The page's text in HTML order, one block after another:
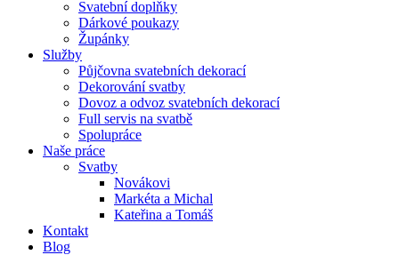
Svatební doplňky
Dárkové poukazy
Župánky
Služby
Půjčovna svatebních dekorací
Dekorování svatby
Dovoz a odvoz svatebních dekorací
Full servis na svatbě
Spolupráce
Naše práce
Svatby
Novákovi
Markéta a Michal
Kateřina a Tomáš
Kontakt
Blog